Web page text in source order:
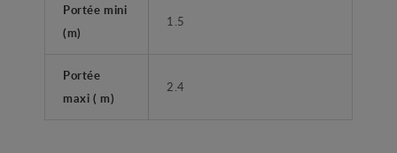
Portée mini
(m)
1.5
Portée
maxi ( m)
2.4